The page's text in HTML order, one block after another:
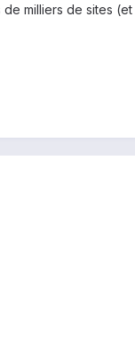
milliers de sites